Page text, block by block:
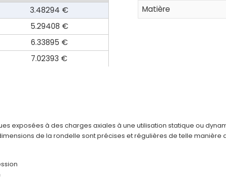
3.48294 €
5.29408 €
6.33895 €
7.02393 €
Matière
exposées à des charges axiales à une utilisation statique ou
de la rondelle sont précises et régulières de telle